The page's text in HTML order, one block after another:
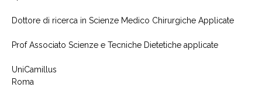
Dottore di ricerca in Scienze Medico Chirurgiche Applicate
Prof Associato Scienze e Tecniche Dietetiche applicate
UniCamillus
Roma